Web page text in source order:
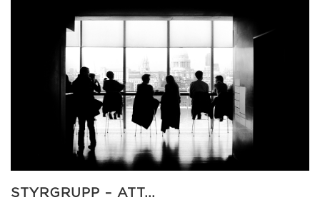
STYRGRUPP – ATT…